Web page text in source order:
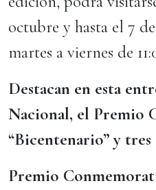
octubre y hasta el 7
martes a viernes de
Destacan en esta
Nacional, el Premio
“Bicentenario” y tres
Premio